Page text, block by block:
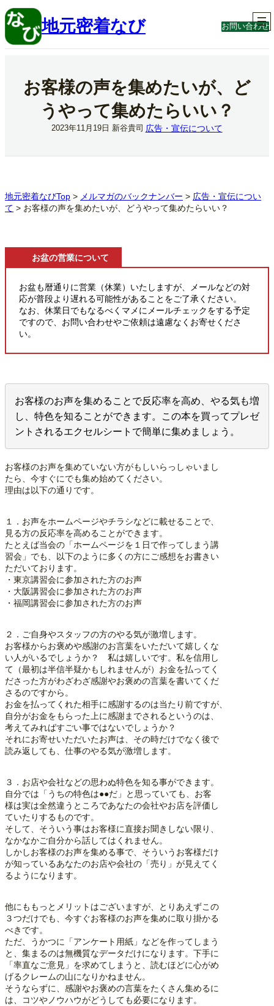
内
容
ス
地元密着なび お問い合わせ
お客様の声を集めたいが、ど
うやって集めたらいい？
2023年11月19日 新谷貴司 広告・宣伝について
地元密着なびTop > メルマガのバックナンバー > 広告・宣伝につい
て > お客様の声を集めたいが、どうやって集めたらいい？
お盆の営業について
お盆も暦通りに営業（休業）いたしますが、メールなどの対
応が普段より遅れる可能性があることをご了承ください。
なお、休業日でもなるべくマメにメールチェックをする予定
ですので、お問い合わせやご依頼は遠慮なくお寄せくださ
い。
お客様のお声を集めることで反応率を高め、やる気も増
し、特色を知ることができます。この本を買ってプレゼ
ントされるエクセルシートで簡単に集めましょう。
お客様のお声を集めていない方がもしいらっしゃいまし
たら、今すぐにでも集め始めてください。
理由は以下の通りです。
１．お声をホームページやチラシなどに載せることで、
見る方の反応率を高めることができます。
たとえば当会の「ホームページを１日で作ってしまう講
習会」でも、以下のように多くの方にご感想をお書きい
ただいております。
・東京講習会に参加された方のお声
・大阪講習会に参加された方のお声
・福岡講習会に参加された方のお声
２．ご自身やスタッフの方のやる気が激増します。
お客様からお褒めや感謝のお言葉をいただいて嬉しくな
い人がいるでしょうか？ 私は嬉しいです。私を信用し
て（最初は半信半疑かもしれませんが）お金を払ってく
ださった方がわざわざ感謝やお褒めの言葉を書いてくだ
さるのですから。
お金を払ってくれた相手に感謝するのは当たり前ですが、
自分がお金をもらった上に感謝までされるというのは、
考えてみればすごい事ではないでしょうか？
それにお寄せいただいたお声は、その時だけでなく後で
読み返しても、仕事のやる気が激増します。
３．お店や会社などの思わぬ特色を知る事ができます。
自分では「うちの特色は●●だ」と思っていても、お客
様は実は全然違うところであなたの会社やお店を評価し
ていたりするものです。
そして、そういう事はお客様に直接お聞きしない限り、
なかなかご自分から話してはくれません。
しかしお客様のお声を集める事で、そういうお客様だけ
が知っているあなたのお店や会社の「売り」が見えてく
るようになります。
他にももっとメリットはございますが、とりあえずこの
３つだけでも、今すぐお客様のお声を集めに取り掛かる
べきです。
ただ、うかつに「アンケート用紙」などを作ってしまう
と、集まるのは無機質なデータだけになります。下手に
「率直なご意見」を求めてしまうと、読むほどに心がめ
げるクレームの山になりかねません。
そうならずに、感謝やお褒めの言葉をたくさん集めるに
は、コツやノウハウがどうしても必要になります。